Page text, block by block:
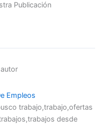
Publicación
Empleos
trabajo,trabajo,ofertas
desde